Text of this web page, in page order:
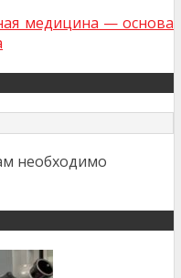
медицина — основа
необходимо